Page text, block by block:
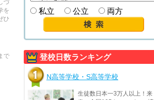
づ
を
ひ
で
私立 公立 両方
登校日数ランキング
N高等学校・S高等学校
生徒数日本一3万人以上！来